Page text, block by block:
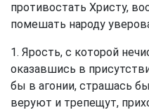
противостать Христу,
помешать народу
1. Ярость, с которой
оказавшись в
бы в агонии, страшась
веруют и трепещут,